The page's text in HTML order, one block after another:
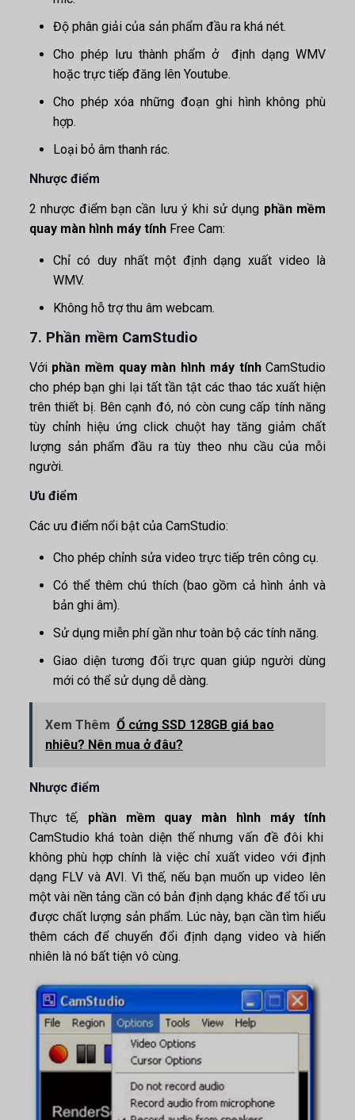
Độ phân giải của sản phẩm đầu ra khá nét.
Cho phép lưu thành phẩm ở định dạng WMV
hoặc trực tiếp đăng lên Youtube.
Cho phép xóa những đoạn ghi hình không phù
hợp.
Loại bỏ âm thanh rác.
Nhược điểm
2 nhược điểm bạn cần lưu ý khi sử dụng phần mềm
quay màn hình máy tínhFree Cam:
Chỉ có duy nhất một định dạng xuất video là
WMV.
Không hỗ trợ thu âm webcam.
7. Phần mềm CamStudio
Với phần mềm quay màn hình máy tínhCamStudio
cho phép bạn ghi lại tất tần tật các thao tác xuất hiện
trên thiết bị. Bên cạnh đó, nó còn cung cấp tính năng
tùy chỉnh hiệu ứng click chuột hay tăng giảm chất
lượng sản phẩm đầu ra tùy theo nhu cầu của mỗi
người.
Ưu điểm
Các ưu điểm nổi bật của CamStudio:
Cho phép chỉnh sửa video trực tiếp trên công cụ.
Có thể thêm chú thích (bao gồm cả hình ảnh và
bản ghi âm).
Sử dụng miễn phí gần như toàn bộ các tính năng.
Giao diện tương đối trực quan giúp người dùng
mới có thể sử dụng dễ dàng.
Xem Thêm Ổ cứng SSD 128GB giá bao
nhiêu? Nên mua ở đâu?
Nhược điểm
Thực tế, phần mềm quay màn hình máy tính
CamStudio khá toàn diện thế nhưng vấn đề đôi khi
không phù hợp chính là việc chỉ xuất video với định
dạng FLV và AVI. Vì thế, nếu bạn muốn up video lên
một vài nền tảng cần có bản định dạng khác để tối ưu
được chất lượng sản phẩm. Lúc này, bạn cần tìm hiểu
thêm cách để chuyển đổi định dạng video và hiển
nhiên là nó bất tiện vô cùng.